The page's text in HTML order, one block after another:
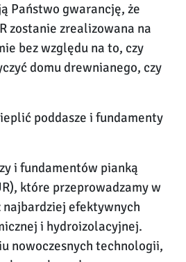
Państwo gwarancję, że
zostanie zrealizowana na
bez względu na to, czy
domu drewnianego, czy
poddasze i fundamenty
i fundamentów pianką
które przeprowadzamy w
najbardziej efektywnych
i hydroizolacyjnej.
nowoczesnych technologii,